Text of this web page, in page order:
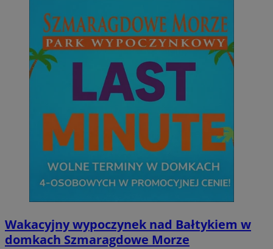
Wakacyjny wypoczynek nad Bałtykiem w
domkach Szmaragdowe Morze